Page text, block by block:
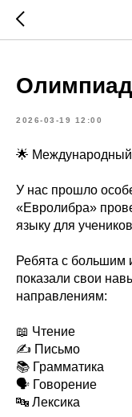
2026-03-19 12:00
🌟
У нас прошло
«Евролибра»
языку для
Ребята с большим
показали свои
направлениям:
📖 Чтение
✍️ Письмо
📚 Грамматика
🗣 Говорение
🔤 Лексика